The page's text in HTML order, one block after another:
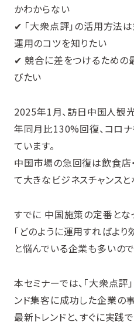
かわからない
✔ 「大衆点評」の活用方法
運用のコツを知りたい
✔ 競合に差をつけるための
びたい
2025年1月、訪日中国人観
年同月比130%回復、コロ
ています。
中国市場の急回復は飲食店
て大きなビジネスチャンスと
すでに 中国施策の定番とな
「どのように運用すればより
と悩んでいる企業も多いの
本セミナーでは、「大衆点評
ンド集客に成功した企業の
最新トレンドと、すぐに実践